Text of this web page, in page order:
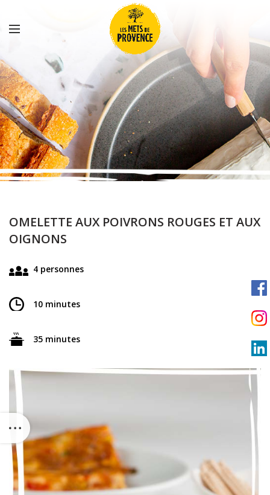
OMELETTE AUX POIVRONS ROUGES ET AUX
OIGNONS
4 personnes
10 minutes
35 minutes